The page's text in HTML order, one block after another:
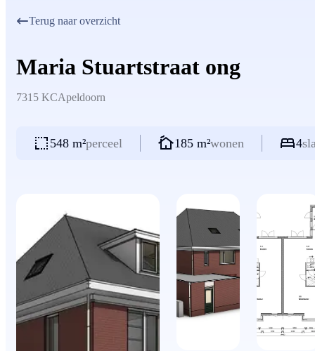
Terug naar overzicht
Maria Stuartstraat ong
7315 KCApeldoorn
548 m²perceel 185 m²wonen 4